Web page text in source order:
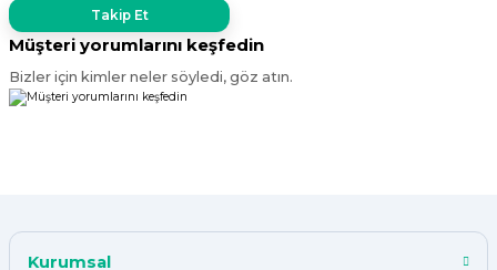
G... T... | 19/12/2024
Süper hızlı geldi
Ürünler tam istediğim gibi
ismail tunca | 26/07/2024
Takip Et
Müşteri yorumlarını keşfedin
Bizler için kimler neler söyledi, göz atın.
Kurumsal